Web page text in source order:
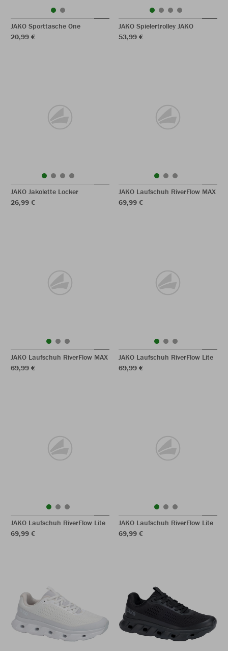
JAKO Sporttasche One
20,99 €
JAKO Spielertrolley JAKO
53,99 €
JAKO Jakolette Locker
26,99 €
JAKO Laufschuh RiverFlow MAX
69,99 €
JAKO Laufschuh RiverFlow MAX
69,99 €
JAKO Laufschuh RiverFlow Lite
69,99 €
JAKO Laufschuh RiverFlow Lite
69,99 €
JAKO Laufschuh RiverFlow Lite
69,99 €